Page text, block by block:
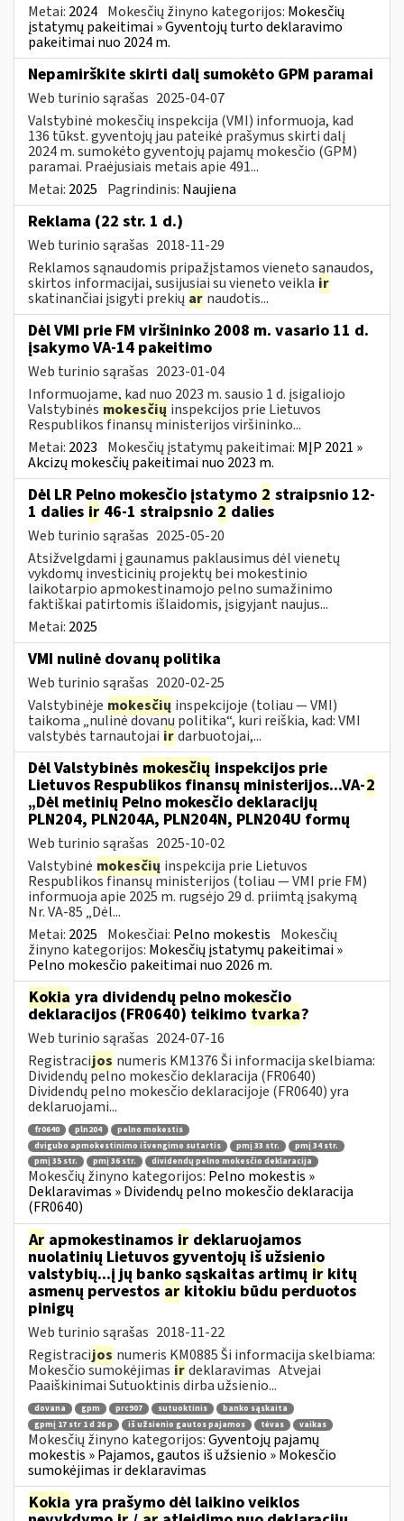
Metai: 2024 Mokesčių žinyno kategorijos: Mokesčių
įstatymų pakeitimai » Gyventojų turto deklaravimo
pakeitimai nuo 2024 m.
Nepamirškite skirti dalį sumokėto GPM paramai
Web turinio sąrašas 2025-04-07
Valstybinė mokesčių inspekcija (VMI) informuoja, kad
136 tūkst. gyventojų jau pateikė prašymus skirti dalį
2024 m. sumokėto gyventojų pajamų mokesčio (GPM)
paramai. Praėjusiais metais apie 491...
Metai: 2025 Pagrindinis: Naujiena
Reklama (22 str. 1 d.)
Web turinio sąrašas 2018-11-29
Reklamos sąnaudomis pripažįstamos vieneto sąnaudos,
skirtos informacijai, susijusiai su vieneto veikla ir
skatinančiai įsigyti prekių ar naudotis...
Dėl VMI prie FM viršininko 2008 m. vasario 11 d.
įsakymo VA-14 pakeitimo
Web turinio sąrašas 2023-01-04
Informuojame, kad nuo 2023 m. sausio 1 d. įsigaliojo
Valstybinės mokesčių inspekcijos prie Lietuvos
Respublikos finansų ministerijos viršininko...
Metai: 2023 Mokesčių įstatymų pakeitimai: MĮP 2021 »
Akcizų mokesčių pakeitimai nuo 2023 m.
Dėl LR Pelno mokesčio įstatymo 2 straipsnio 12-
1 dalies ir 46-1 straipsnio 2 dalies
Web turinio sąrašas 2025-05-20
Atsižvelgdami į gaunamus paklausimus dėl vienetų
vykdomų investicinių projektų bei mokestinio
laikotarpio apmokestinamojo pelno sumažinimo
faktiškai patirtomis išlaidomis, įsigyjant naujus...
Metai: 2025
VMI nulinė dovanų politika
Web turinio sąrašas 2020-02-25
Valstybinėje mokesčių inspekcijoje (toliau — VMI)
taikoma „nulinė dovanų politika“, kuri reiškia, kad: VMI
valstybės tarnautojai irdarbuotojai,...
Dėl Valstybinės mokesčių inspekcijos prie
Lietuvos Respublikos finansų ministerijos...VA-2
„Dėl metinių Pelno mokesčio deklaracijų
PLN204, PLN204A, PLN204N, PLN204U formų
Web turinio sąrašas 2025-10-02
Valstybinė mokesčių inspekcija prie Lietuvos
Respublikos finansų ministerijos (toliau — VMI prie FM)
informuoja apie 2025 m. rugsėjo 29 d. priimtą įsakymą
Nr. VA-85 „Dėl...
Metai: 2025 Mokesčiai: Pelno mokestis Mokesčių
žinyno kategorijos: Mokesčių įstatymų pakeitimai »
Pelno mokesčio pakeitimai nuo 2026 m.
Kokia yra dividendų pelno mokesčio
deklaracijos (FR0640) teikimo tvarka?
Web turinio sąrašas 2024-07-16
Registracijos numeris KM1376 Ši informacija skelbiama:
Dividendų pelno mokesčio deklaracija (FR0640)
Dividendų pelno mokesčio deklaracijoje (FR0640) yra
deklaruojami...
fr0640 pln204
pelno mokestis
dvigubo apmokestinimo išvengimo sutartis
pmį 33 str.
pmį 34 str.
pmį 35 str.
pmį 36 str. dividendų pelno mokesčio deklaracija
Mokesčių žinyno kategorijos: Pelno mokestis »
Deklaravimas » Dividendų pelno mokesčio deklaracija
(FR0640)
Ar apmokestinamos ir deklaruojamos
nuolatinių Lietuvos gyventojų iš užsienio
valstybių...į jų banko sąskaitas artimų ir kitų
asmenų pervestos ar kitokiu būdu perduotos
pinigų
Web turinio sąrašas 2018-11-22
Registracijos numeris KM0885 Ši informacija skelbiama:
Mokesčio sumokėjimas irdeklaravimas Atvejai
Paaiškinimai Sutuoktinis dirba užsienio...
dovana gpm prc907 sutuoktinis
banko sąskaita
gpmį 17 str 1 d 26 p
iš užsienio gautos pajamos tėvas vaikas
Mokesčių žinyno kategorijos:Gyventojų pajamų
mokestis » Pajamos, gautos iš užsienio » Mokesčio
sumokėjimas ir deklaravimas
Kokia yra prašymo dėl laikino veiklos